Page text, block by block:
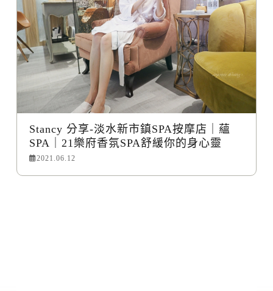
Stancy 分享-淡水新市鎮SPA按摩店｜蘊
SPA｜21樂府香氛SPA舒緩你的身心靈
2021.06.12